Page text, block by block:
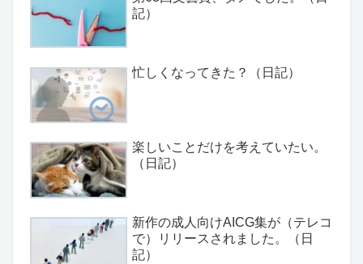
記）
忙しくなってきた？（日記）
楽しいことだけを考えていたい。
（日記）
新作の成人向けAICG集が（テレコ
で）リリースされました。（日
記）